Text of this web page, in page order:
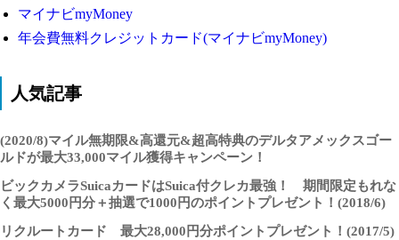
マイナビmyMoney
年会費無料クレジットカード(マイナビmyMoney)
人気記事
(2020/8)マイル無期限&高還元&超高特典のデルタアメックスゴー
ルドが最大33,000マイル獲得キャンペーン！
ビックカメラSuicaカードはSuica付クレカ最強！ 期間限定もれな
く最大5000円分＋抽選で1000円のポイントプレゼント！(2018/6)
リクルートカード 最大28,000円分ポイントプレゼント！(2017/5)